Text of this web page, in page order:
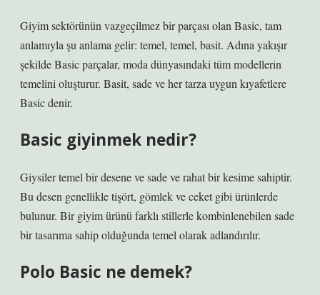
Giyim sektörünün vazgeçilmez bir parçası olan Basic, tam
anlamıyla şu anlama gelir: temel, temel, basit. Adına yakışır
şekilde Basic parçalar, moda dünyasındaki tüm modellerin
temelini oluşturur. Basit, sade ve her tarza uygun kıyafetlere
Basic denir.
Basic giyinmek nedir?
Giysiler temel bir desene ve sade ve rahat bir kesime sahiptir.
Bu desen genellikle tişört, gömlek ve ceket gibi ürünlerde
bulunur. Bir giyim ürünü farklı stillerle kombinlenebilen sade
bir tasarıma sahip olduğunda temel olarak adlandırılır.
Polo Basic ne demek?